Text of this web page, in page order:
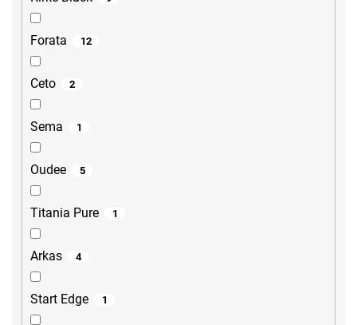
Forata 12
Ceto 2
Sema 1
Oudee 5
Titania Pure 1
Arkas 4
Start Edge 1